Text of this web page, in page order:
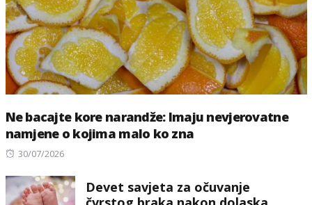
Ne bacajte kore narandže: Imaju nevjerovatne
namjene o kojima malo ko zna
Posted
30/07/2026
Devet savjeta za očuvanje